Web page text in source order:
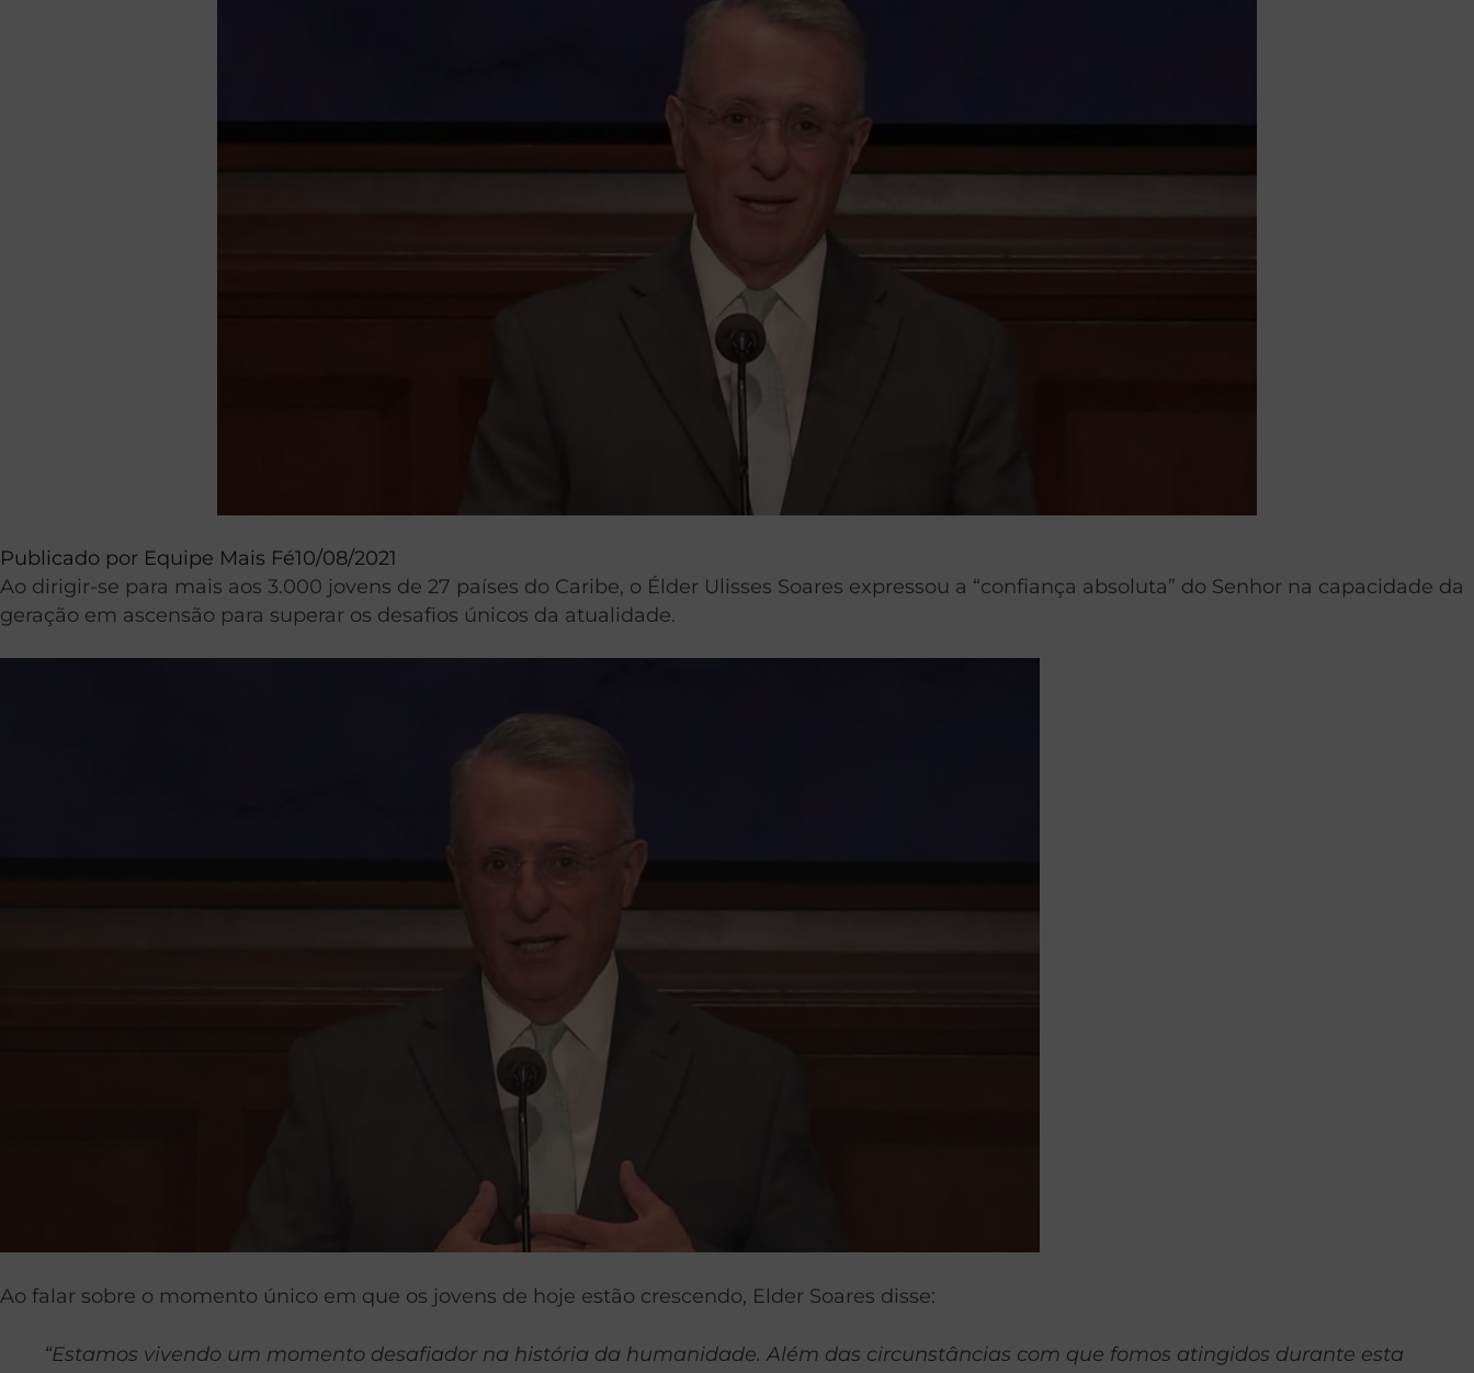
Publicado por Equipe Mais Fé10/08/2021
Ao dirigir-se para mais aos 3.000 jovens de 27 países do Caribe, o Élder Ulisses Soares expressou a “confiança absoluta” do Senhor na capacidade da
geração em ascensão para superar os desafios únicos da atualidade.
Ao falar sobre o momento único em que os jovens de hoje estão crescendo, Elder Soares disse:
“Estamos vivendo um momento desafiador na história da humanidade. Além das circunstâncias com que fomos atingidos durante esta